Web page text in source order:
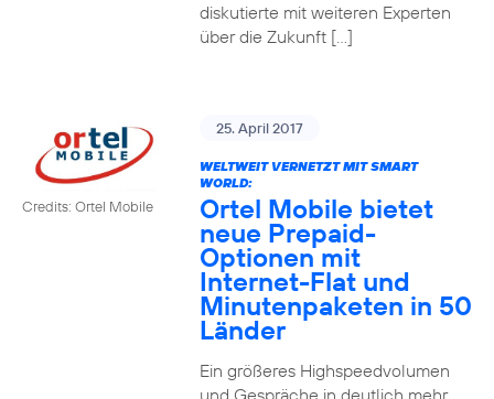
diskutierte mit weiteren Experten
über die Zukunft […]
Credits: Ortel Mobile
25. April 2017
WELTWEIT VERNETZT MIT SMART
WORLD:
Ortel Mobile bietet
neue Prepaid-
Optionen mit
Internet-Flat und
Minutenpaketen in 50
Länder
Ein größeres Highspeedvolumen
und Gespräche in deutlich mehr